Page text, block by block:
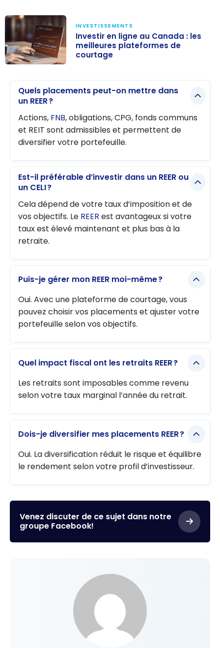
meilleures
plateformes de
courtage
INVESTISSEMENTS
Investir en ligne au Canada : les
meilleures plateformes de
courtage
Quels placements peut-on mettre dans
un REER ?
Actions, FNB, obligations, CPG, fonds communs
et REIT sont admissibles et permettent de
diversifier votre portefeuille.
Est-il préférable d’investir dans un REER ou
un CELI ?
Cela dépend de votre taux d’imposition et de
vos objectifs. Le REER est avantageux si votre
taux est élevé maintenant et plus bas à la
retraite.
Puis-je gérer mon REER moi-même ?
Oui. Avec une plateforme de courtage, vous
pouvez choisir vos placements et ajuster votre
portefeuille selon vos objectifs.
Quel impact fiscal ont les retraits REER ?
Les retraits sont imposables comme revenu
selon votre taux marginal l’année du retrait.
Dois-je diversifier mes placements REER ?
Oui. La diversification réduit le risque et équilibre
le rendement selon votre profil d’investisseur.
Venez discuter de ce sujet dans notre
groupe Facebook!